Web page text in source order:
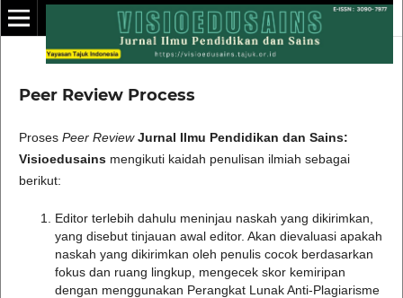
Peer Review Process
Proses Peer Review Jurnal Ilmu Pendidikan dan Sains:
Visioedusains mengikuti kaidah penulisan ilmiah sebagai
berikut:
Editor terlebih dahulu meninjau naskah yang dikirimkan,
yang disebut tinjauan awal editor. Akan dievaluasi apakah
naskah yang dikirimkan oleh penulis cocok berdasarkan
fokus dan ruang lingkup, mengecek skor kemiripan
dengan menggunakan Perangkat Lunak Anti-Plagiarisme